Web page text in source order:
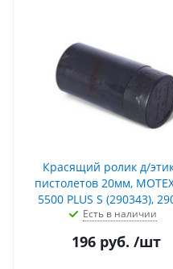
Красящий ролик д/
пистолетов 20мм,
5500 PLUS S (290343),
Есть в наличии
196 руб. /шт